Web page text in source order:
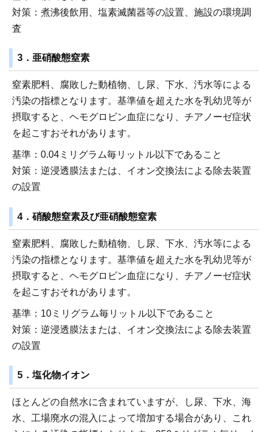
対策：煮沸後飲用、塩素滅菌器等の設置、施設の環境調
査
3．亜硝酸態窒素
窒素肥料、腐敗した動植物、し尿、下水、汚水等による
汚染の指標となります。基準値を超えた水を乳幼児等が
摂取すると、ヘモグロビン血症になり、チアノーゼ症状
を起こすおそれがあります。
基準：0.04ミリグラム毎リットル以下であること
対策：逆浸透膜法または、イオン交換法による除去装置
の設置
4．硝酸態窒素及び亜硝酸態窒素
窒素肥料、腐敗した動植物、し尿、下水、汚水等による
汚染の指標となります。基準値を超えた水を乳幼児等が
摂取すると、ヘモグロビン血症になり、チアノーゼ症状
を起こすおそれがあります。
基準：10ミリグラム毎リットル以下であること
対策：逆浸透膜法または、イオン交換法による除去装置
の設置
5．塩化物イオン
ほとんどの自然水に含まれていますが、し尿、下水、海
水、工場廃水の混入によって増加する場合があり、これ